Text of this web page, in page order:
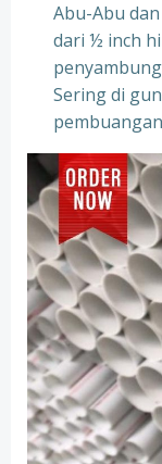
Abu-Abu
dari ½ inch
Sering di